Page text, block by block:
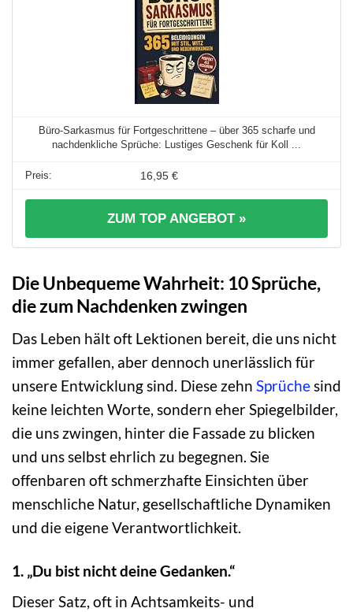
Büro-Sarkasmus für Fortgeschrittene – über 365 scharfe und
nachdenkliche Sprüche: Lustiges Geschenk für Koll ...
16,95 €
ZUM TOP ANGEBOT »
Die Unbequeme Wahrheit: 10 Sprüche,
die zum Nachdenken zwingen
Das Leben hält oft Lektionen bereit, die uns nicht
immer gefallen, aber dennoch unerlässlich für
unsere Entwicklung sind. Diese zehn Sprüche sind
keine leichten Worte, sondern eher Spiegelbilder,
die uns zwingen, hinter die Fassade zu blicken
und uns selbst ehrlich zu begegnen. Sie
offenbaren oft schmerzhafte Einsichten über
menschliche Natur, gesellschaftliche Dynamiken
und die eigene Verantwortlichkeit.
1. „Du bist nicht deine Gedanken.“
Dieser Satz, oft in Achtsamkeits- und